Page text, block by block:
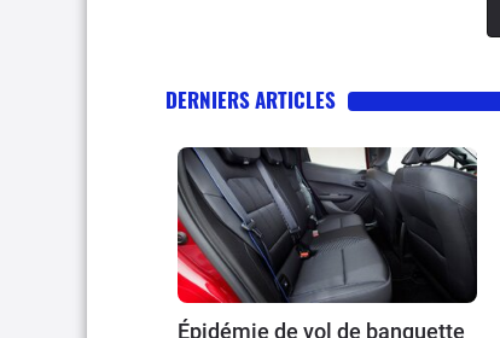
DERNIERS ARTICLES
Épidémie de vol de banquette